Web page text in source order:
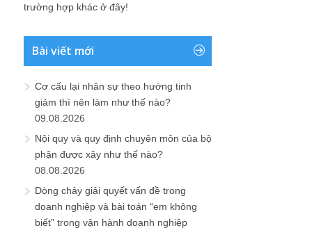
trường hợp khác ở đây!
Bài viết mới
Cơ cấu lại nhân sự theo hướng tinh
giảm thì nên làm như thế nào?
09.08.2026
Nội quy và quy định chuyên môn của bộ
phận được xây như thế nào?
08.08.2026
Dòng chảy giải quyết vấn đề trong
doanh nghiệp và bài toán “em không
biết” trong vận hành doanh nghiệp